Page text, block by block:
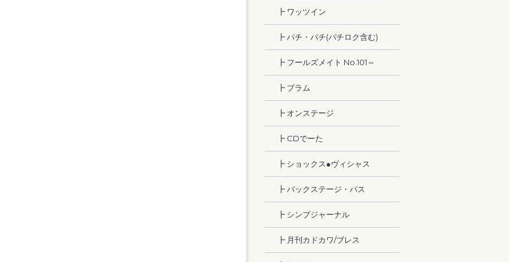
┣ ワッツイン
┣ パチ・パチ(パチロク含む)
┣ フールズメイト No.101～
┣ プラム
┣ オンステージ
┣ CDでーた
┣ ショックス●ヴィシャス
┣ バックステージ・パス
┣ シンプジャーナル
┣ 月刊カドカワ/ブレス